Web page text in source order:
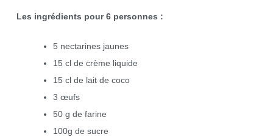
Les ingrédients pour 6 personnes :
5 nectarines jaunes
15 cl de crème liquide
15 cl de lait de coco
3 œufs
50 g de farine
100g de sucre